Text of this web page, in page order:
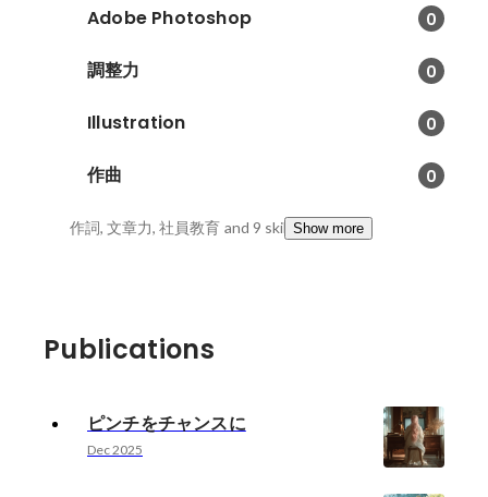
Adobe Photoshop 0
調整力 0
Illustration 0
作曲 0
作詞, 文章力, 社員教育 and 9 skillsShow more
Publications
ピンチをチャンスに
Dec 2025